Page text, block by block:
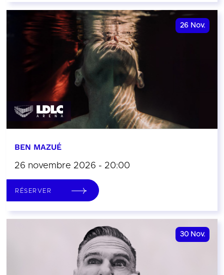
26 Nov.
BEN MAZUÉ
26 novembre 2026 - 20:00
RÉSERVER
30 Nov.